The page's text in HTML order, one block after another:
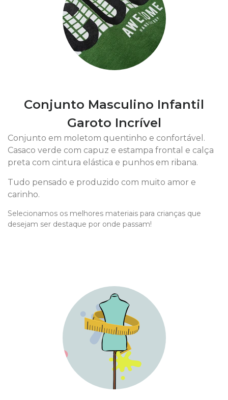
Conjunto Masculino Infantil
Garoto Incrível
Conjunto em moletom quentinho e confortável.
Casaco verde com capuz e estampa frontal e calça
preta com cintura elástica e punhos em ribana.
Tudo pensado e produzido com muito amor e
carinho.
Selecionamos os melhores materiais para crianças que
desejam ser destaque por onde passam!